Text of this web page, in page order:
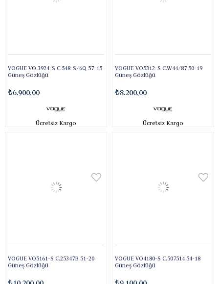
VOGUE VO 3924-S C.548-S/6Q 57-15
Güneş Gözlüğü
₺6.900,00
Ücretsiz Kargo
VOGUE VO5312-S C.W44/87 50-19
Güneş Gözlüğü
₺8.200,00
Ücretsiz Kargo
VOGUE VO5161-S C.25347B 51-20
Güneş Gözlüğü
VOGUE VO4180-S C.507514 54-18
Güneş Gözlüğü